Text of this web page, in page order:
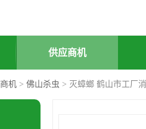
供应商机
机 > 佛山杀虫 > 灭蟑螂 鹤山市工厂